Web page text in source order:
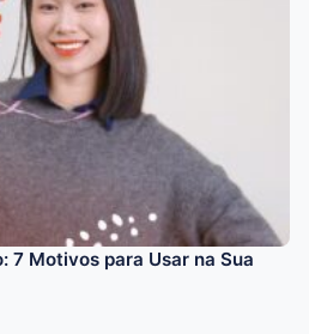
7 Motivos para Usar na Sua